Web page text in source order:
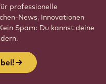
professionelle
News, Innovationen
Spam: Du kannst deine